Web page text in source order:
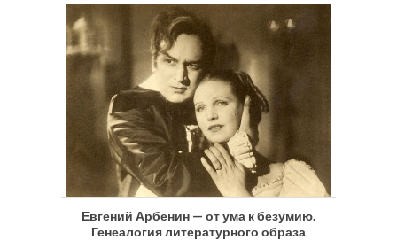
Евгений Арбенин — от ума к безумию.
Генеалогия литературного образа